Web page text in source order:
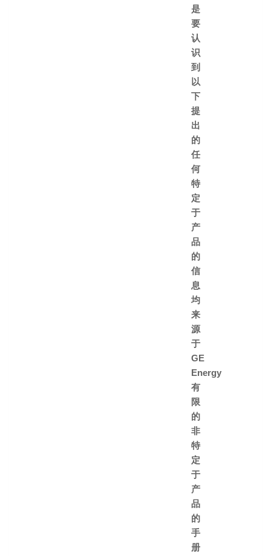
是
要
认
识
到
以
下
提
出
的
任
何
特
定
于
产
品
的
信
息
均
来
源
于
GE
Energy
有
限
的
非
特
定
于
产
品
的
手
册